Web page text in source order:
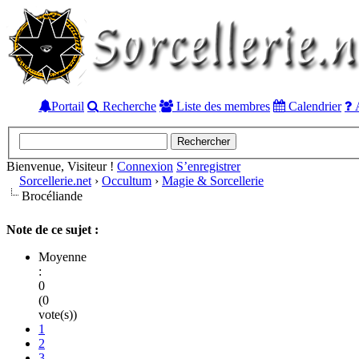
Portail Recherche Liste des membres Calendrier
Bienvenue, Visiteur ! Connexion S’enregistrer
Sorcellerie.net › Occultum › Magie & Sorcellerie
Brocéliande
Note de ce sujet :
Moyenne
:
0
(0
vote(s))
1
2